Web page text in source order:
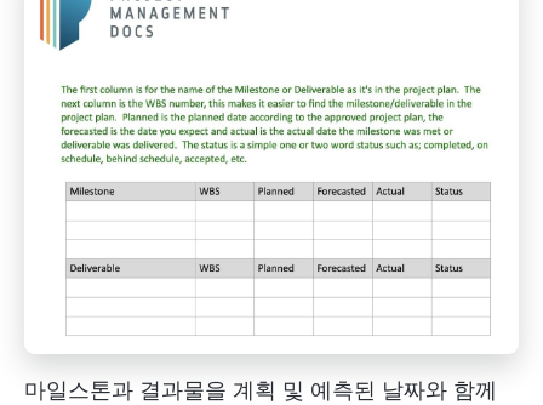
마일스톤과 결과물을 계획 및 예측된 날짜와 함께